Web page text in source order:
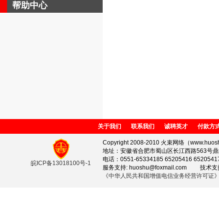
帮助中心
关于我们 联系我们 诚聘英才 付款方
皖ICP备13018100号-1
Copyright 2008-2010 火束网络（
地址：安徽省合肥市蜀山区长江西路563
电话：0551-65334185 65205416
服务支持: huoshu@foxmail.com 技术支
《中华人民共和国增值电信业务经营许可